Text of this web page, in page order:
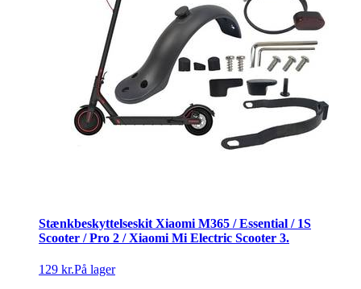
Stænkbeskyttelseskit Xiaomi M365 / Essential / 1S
Scooter / Pro 2 / Xiaomi Mi Electric Scooter 3.
129 kr.På lager